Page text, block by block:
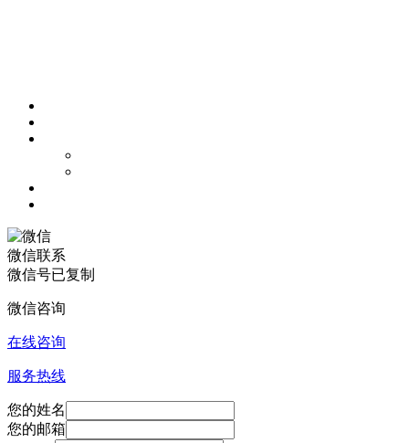
微信联系
微信号已复制
微信咨询
在线咨询
服务热线
您的姓名
您的邮箱